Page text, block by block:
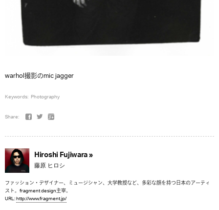
warhol撮影のmic jagger
Keywords: Photography
Share:
Hiroshi Fujiwara »
藤原 ヒロシ
ファッション・デザイナー、ミュージシャン、大学教授など、多彩な顔を持つ日本のアーティ
スト。fragment design主宰。
URL:http://www.fragment.jp/